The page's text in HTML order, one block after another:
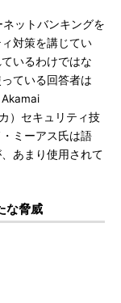
ットバンキングを
対策を講じてい
いるわけではな
ている回答者は
）セキュリティ技
ミーアス氏は語
あまり使用されて
な脅威